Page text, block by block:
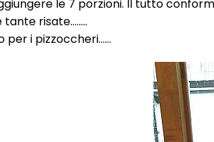
le 7 porzioni. Il tutto
risate……..
per i pizzoccheri……